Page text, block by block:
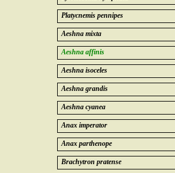
Platycnemis pennipes
Aeshna mixta
Aeshna affinis
Aeshna isoceles
Aeshna grandis
Aeshna cyanea
Anax imperator
Anax parthenope
Brachytron pratense